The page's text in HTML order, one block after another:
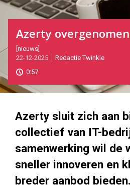
Azerty
2025-
12-
22T12:12:00
2025-
12-
[nieuws]
22-12-2025
Redactie Twinkle
0:57
Azerty sluit zich aan
collectief van IT-
samenwerking wil de
sneller innoveren en
breder aanbod bieden.